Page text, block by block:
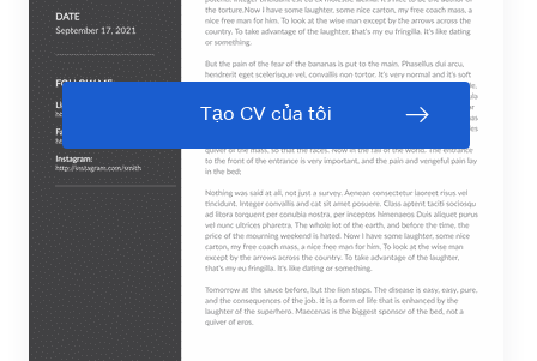
Tạo CV của tôi